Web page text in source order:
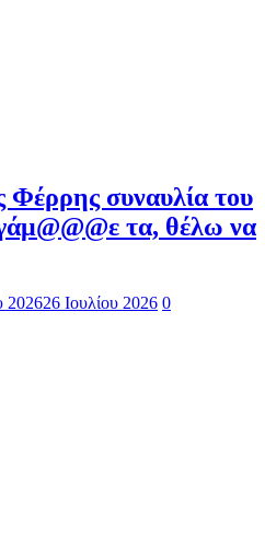
συναυλία του
τα, θέλω να
202626 Ιουλίου 2026 0